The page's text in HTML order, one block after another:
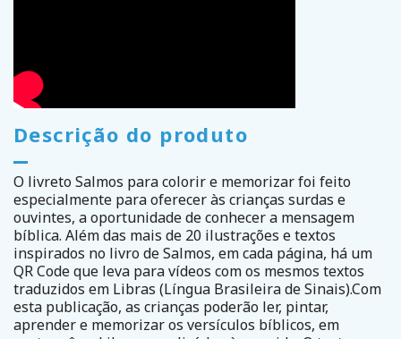
Descrição do produto
O livreto Salmos para colorir e memorizar foi feito
especialmente para oferecer às crianças surdas e
ouvintes, a oportunidade de conhecer a mensagem
bíblica. Além das mais de 20 ilustrações e textos
inspirados no livro de Salmos, em cada página, há um
QR Code que leva para vídeos com os mesmos textos
traduzidos em Libras (Língua Brasileira de Sinais).Com
esta publicação, as crianças poderão ler, pintar,
aprender e memorizar os versículos bíblicos, em